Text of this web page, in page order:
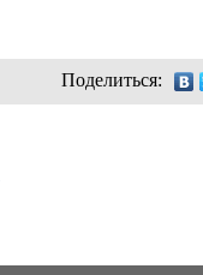
Поделиться: